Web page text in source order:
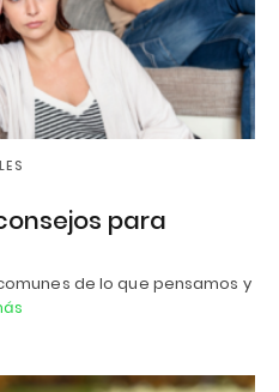
para
de lo que pensamos y